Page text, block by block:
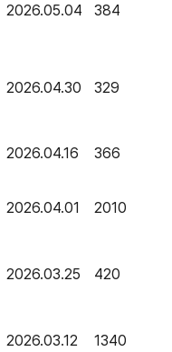
2026.05.04 384
2026.04.30 329
2026.04.16 366
2026.04.01 2010
2026.03.25 420
2026.03.12 1340